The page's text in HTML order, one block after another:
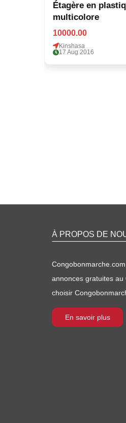
Étagère en
multicolore
10000.00
Kinshasa
17 Aug 2016
À PROPOS DE
annonces gratuites au
choisir
En savoir plus